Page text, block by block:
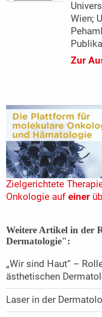
Wien;
Zur
Zielgerichtete
Onkologie auf einer
Weitere Artikel in der
Dermatologie":
„Wir sind Haut“ –
ästhetischen
Laser in der